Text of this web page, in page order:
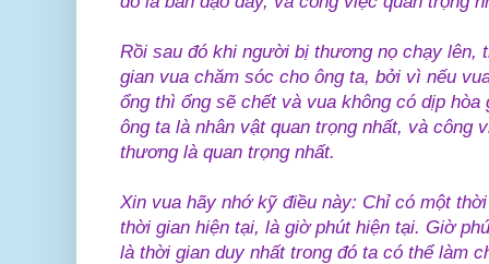
Rồi sau đó khi người bị thương nọ chạy lên,
gian vua chăm sóc cho ông ta, bởi vì nếu
ổng thì ổng sẽ chết và vua không có dịp
ông ta là nhân vật quan trọng nhất, và công
thương là quan trọng nhất.
Xin vua hãy nhớ kỹ điều này: Chỉ có một
thời gian hiện tại, là giờ phút hiện tại. Giờ
là thời gian duy nhất trong đó ta có thể làm